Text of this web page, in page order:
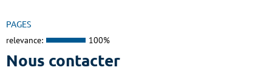
PAGES
relevance: 100%
Nous contacter